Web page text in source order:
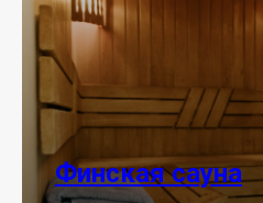
Финская сауна